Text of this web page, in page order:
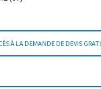
À LA DEMANDE DE DEVIS